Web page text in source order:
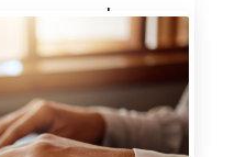
en este
en
,ZOHO